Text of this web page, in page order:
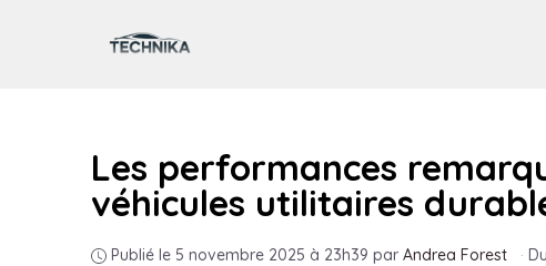
Les performances
véhicules utilitaires
Publié le 5 novembre 2025 à 23h39 par Andrea Forest ·